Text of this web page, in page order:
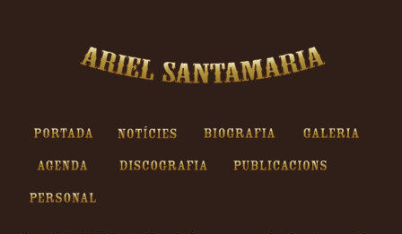
Reus per a no finançar
mogudes musicals de la ciutat
Portada Notícies Biografia Galeria
Agenda Discografia Publicacions
Personal